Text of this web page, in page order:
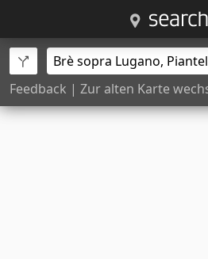
Feedback | Zur alten Karte